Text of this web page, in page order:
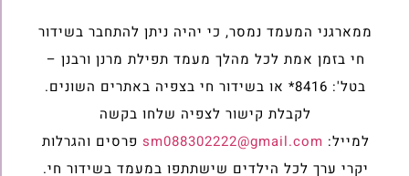
ממארגני המעמד נמסר, כי יהיה ניתן להתחבר בשידור
חי בזמן אמת לכל מהלך מעמד תפילת מרנן ורבנן –
בטל': 8416* או בשידור חי בצפיה באתרים השונים.
לקבלת קישור לצפיה שלחו בקשה
למייל: sm088302222@gmail.com פרסים והגרלות
יקרי ערך לכל הילדים שישתתפו במעמד בשידור חי.